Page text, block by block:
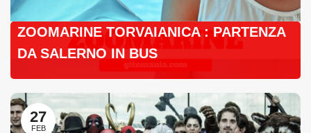
ZOOMARINE TORVAIANICA : PARTENZA
DA SALERNO IN BUS
27
FEB